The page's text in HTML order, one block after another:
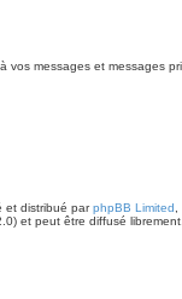
vos messages et messages
et distribué parphpBB Limited
et peut être diffusé